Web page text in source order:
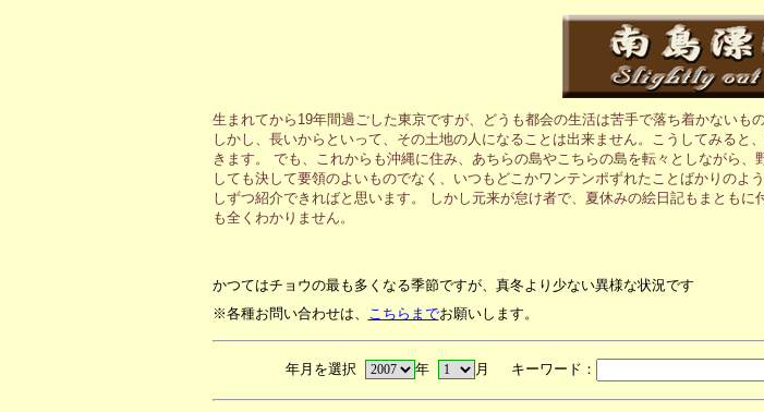
生まれてから19年間過ごした東京ですが、どうも都会の生活は苦手で落ち着かないも
しかし、長いからといって、その土地の人になることは出来ません。こうしてみる
きます。 でも、これからも沖縄に住み、あちらの島やこちらの島を転々としながら
しても決して要領のよいものでなく、いつもどこかワンテンポずれたことばかりの
しずつ紹介できればと思います。 しかし元来が怠け者で、夏休みの絵日記もまとも
も全くわかりません。
かつてはチョウの最も多くなる季節ですが、真冬より少ない異様な状況です
※各種お問い合わせは、 こちらまでお願いします。
年月を選択 年 月 キーワード：